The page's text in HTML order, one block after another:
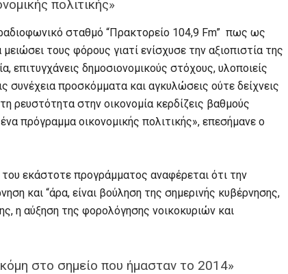
πολιτικής»
σταθμό “Πρακτορείο 104,9 Fm” πως ως
τους φόρους γιατί ενίσχυσε την αξιοπιστία της
επιτυγχάνεις δημοσιονομικούς στόχους, υλοποιείς
συνέχεια προσκόμματα και αγκυλώσεις ούτε δείχνεις
ρευστότητα στην οικονομία κερδίζεις βαθμούς
πρόγραμμα οικονομικής πολιτικής», επεσήμανε ο
εκάστοτε προγράμματος αναφέρεται ότι την
και “άρα, είναι βούληση της σημερινής κυβέρνησης,
η αύξηση της φορολόγησης νοικοκυριών και
στο σημείο που ήμασταν το 2014»